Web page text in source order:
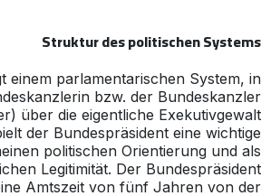
Struktur des politischen Systems
einem parlamentarischen System, in
bzw. der Bundeskanzler
über die eigentliche Exekutivgewalt
der Bundespräsident eine wichtige
politischen Orientierung und als
Legitimität. Der Bundespräsident
Amtszeit von fünf Jahren von der